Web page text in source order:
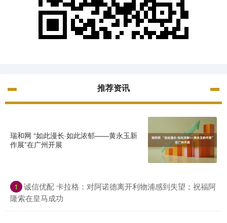
推荐资讯
瑞和网 “如此漫长·如此浓郁——黄永玉新
作展”在广州开展
1
诚信优配 卡拉格：对阿诺德离开利物浦感到失望；祝福阿
隆索在皇马成功